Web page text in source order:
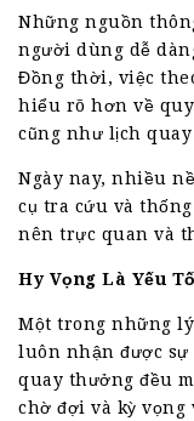
Những nguồn
người dùng dễ
Đồng thời, việc
hiểu rõ hơn về
cũng như lịch
Ngày nay, nhiều
cụ tra cứu và
nên trực quan và
Hy Vọng Là Yếu
Một trong những
luôn nhận được sự
quay thưởng đều
chờ đợi và kỳ vọng